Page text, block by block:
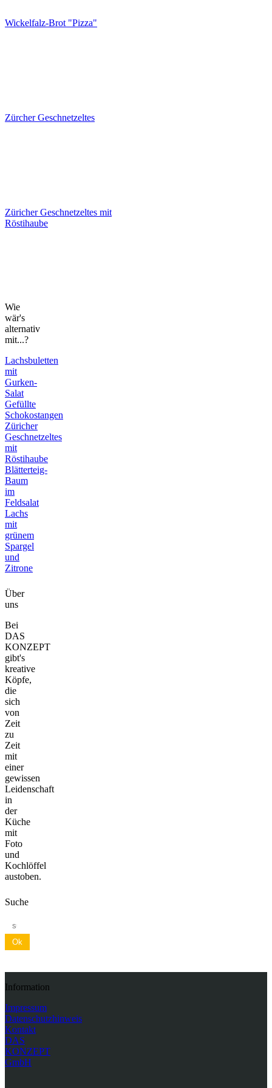
Wickelfalz-Brot "Pizza"
Zürcher Geschnetzeltes
Züricher Geschnetzeltes mit
Röstihaube
Wie
wär's
alternativ
mit...?
Lachsbuletten
mit
Gurken-
Salat
Gefüllte
Schokostangen
Züricher
Geschnetzeltes
mit
Röstihaube
Blätterteig-
Baum
im
Feldsalat
Lachs
mit
grünem
Spargel
und
Zitrone
Über
uns
Bei
DAS
KONZEPT
gibt's
kreative
Köpfe,
die
sich
von
Zeit
zu
Zeit
mit
einer
gewissen
Leidenschaft
in
der
Küche
mit
Foto
und
Kochlöffel
austoben.
Suche
Ok
Information
Impressum
Datenschutzhinweis
Kontakt
DAS
KONZEPT
GmbH